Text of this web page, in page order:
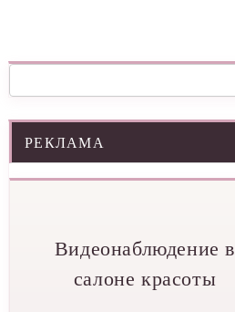
РЕКЛАМА
Видеонаблюдение в
салоне красоты